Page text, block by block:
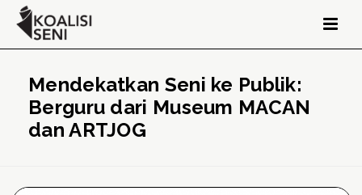
Mendekatkan Seni ke Publik:
Berguru dari Museum MACAN
dan ARTJOG